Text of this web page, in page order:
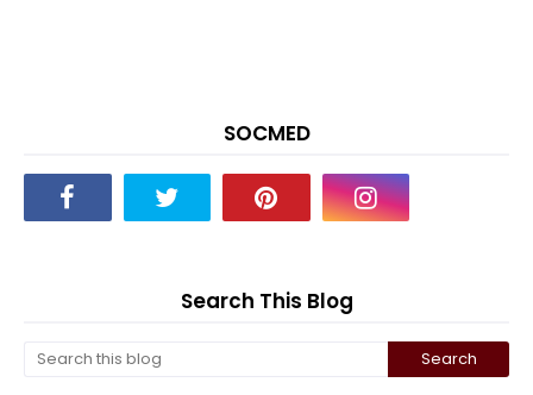
SOCMED
Search This Blog